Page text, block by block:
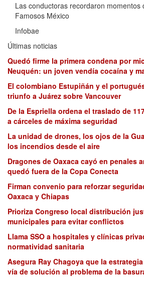
Las conductoras recordaron momentos
Famosos México
Infobae
Últimas noticias
Quedó firme la primera condena por
Neuquén: un joven vendía cocaína y
El colombiano Estupiñán y el
triunfo a Juárez sobre Vancouver
De la Espriella ordena el traslado de
a cárceles de máxima seguridad
La unidad de drones, los ojos de la
los incendios desde el aire
Dragones de Oaxaca cayó en penales
quedó fuera de la Copa Conecta
Firman convenio para reforzar
Oaxaca y Chiapas
Prioriza Congreso local distribución
municipales para evitar conflictos
Llama SSO a hospitales y clínicas
normatividad sanitaria
Asegura Ray Chagoya que la
vía de solución al problema de la